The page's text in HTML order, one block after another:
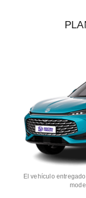
El vehículo